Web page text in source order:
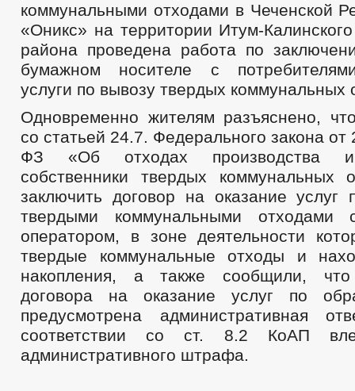
коммунальными отходами в Чеченской
«Оникс» на территории Итум-
района проведена работа по
бумажном носителе с
услуги по вывозу твердых коммунальных
Одновременно жителям разъяснено,
со статьей 24.7. Федерального закона
ФЗ «Об отходах производства и
собственники твердых коммунальных
заключить договор на оказание
твердыми коммунальными отходами
оператором, в зоне деятельности
твердые коммунальные отходы и
накопления, а также сообщили, что
договора на оказание услуг по
предусмотрена административная
соответствии со ст. 8.2 КоАП
административного штрафа.